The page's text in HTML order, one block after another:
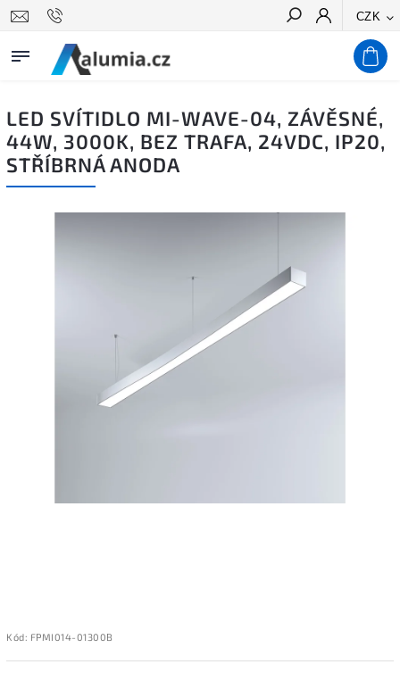
CZK
Hledat
LED SVÍTIDLO MI-WAVE-04, ZÁVĚSNÉ,
44W, 3000K, BEZ TRAFA, 24VDC, IP20,
STŘÍBRNÁ ANODA
Kód: FPMI014-01300B